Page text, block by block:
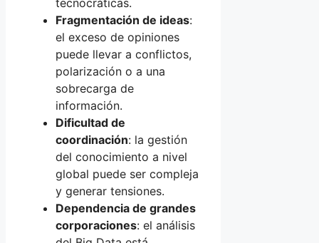
tecnocráticas.
Fragmentación de ideas:
el exceso de opiniones
puede llevar a conflictos,
polarización o a una
sobrecarga de
información.
Dificultad de
coordinación: la gestión
del conocimiento a nivel
global puede ser compleja
y generar tensiones.
Dependencia de grandes
corporaciones: el análisis